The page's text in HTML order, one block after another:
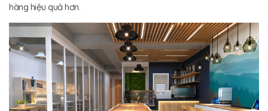
hàng hiệu quả hơn.